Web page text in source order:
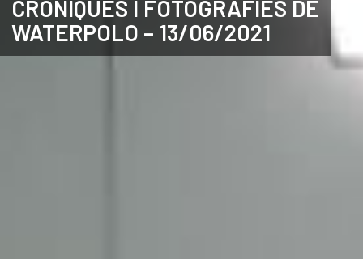
ANGLÈS
CRÒNIQUES I FOTOGRAFIES DE
WATERPOLO – 13/06/2021